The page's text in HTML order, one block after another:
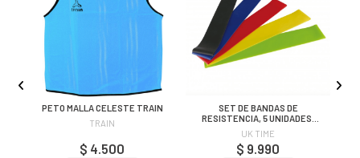
PETO MALLA CELESTE TRAIN
TRAIN
$ 4.500
SET DE BANDAS DE
RESISTENCIA, 5 UNIDADES,
UK TIME
UK TIME
$ 9.990